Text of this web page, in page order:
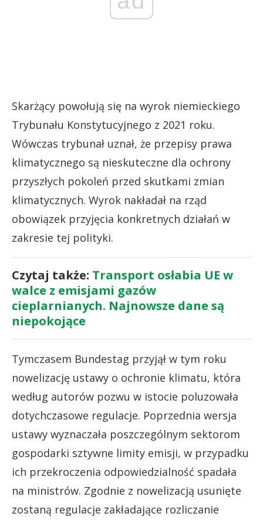
Skarżący powołują się na wyrok niemieckiego
Trybunału Konstytucyjnego z 2021 roku.
Wówczas trybunał uznał, że przepisy prawa
klimatycznego są nieskuteczne dla ochrony
przyszłych pokoleń przed skutkami zmian
klimatycznych. Wyrok nakładał na rząd
obowiązek przyjęcia konkretnych działań w
zakresie tej polityki.
Czytaj także: Transport osłabia UE w
walce z emisjami gazów
cieplarnianych. Najnowsze dane są
niepokojące
Tymczasem Bundestag przyjął w tym roku
nowelizację ustawy o ochronie klimatu, która
według autorów pozwu w istocie poluzowała
dotychczasowe regulacje. Poprzednia wersja
ustawy wyznaczała poszczególnym sektorom
gospodarki sztywne limity emisji, w przypadku
ich przekroczenia odpowiedzialność spadała
na ministrów. Zgodnie z nowelizacją usunięte
zostaną regulacje zakładające rozliczanie